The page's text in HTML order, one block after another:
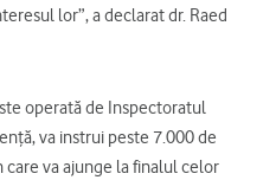
lor”, a declarat dr. Raed
operată de Inspectoratul
va instrui peste 7.000 de
va ajunge la finalul celor